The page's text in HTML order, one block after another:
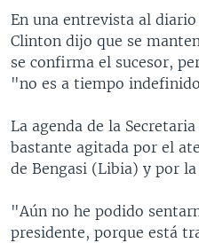
NOTA ECONÓMICA
ENTRETENIMIENTO
En una entrevista al
Clinton dijo que se
se confirma el sucesor,
"no es a tiempo
La agenda de la
bastante agitada por el
de Bengasi (Libia) y por
"Aún no he podido
presidente, porque está